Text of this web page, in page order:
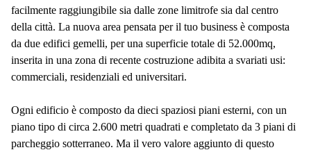
facilmente raggiungibile sia dalle zone limitrofe sia dal centro
della città. La nuova area pensata per il tuo business è composta
da due edifici gemelli, per una superficie totale di 52.000mq,
inserita in una zona di recente costruzione adibita a svariati usi:
commerciali, residenziali ed universitari.
Ogni edificio è composto da dieci spaziosi piani esterni, con un
piano tipo di circa 2.600 metri quadrati e completato da 3 piani di
parcheggio sotterraneo. Ma il vero valore aggiunto di questo